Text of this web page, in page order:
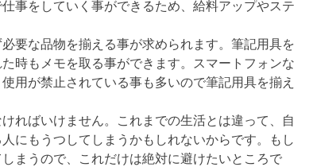
事をしていく事ができるため、給料アップやステ
要な品物を揃える事が求められます。筆記用具を
時もメモを取る事ができます。スマートフォンな
用が禁止されている事も多いので筆記用具を揃え
ればいけません。これまでの生活とは違って、自
にもうつしてしまうかもしれないからです。もし
まうので、これだけは絶対に避けたいところで